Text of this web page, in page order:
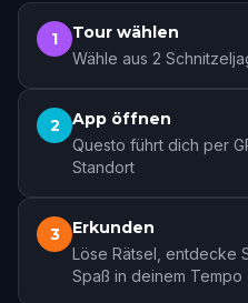
1 Tour wählen
Wähle aus 2
2 App öffnen
Questo führt dich per
Standort
3 Erkunden
Löse Rätsel, entdecke
Spaß in deinem Tempo